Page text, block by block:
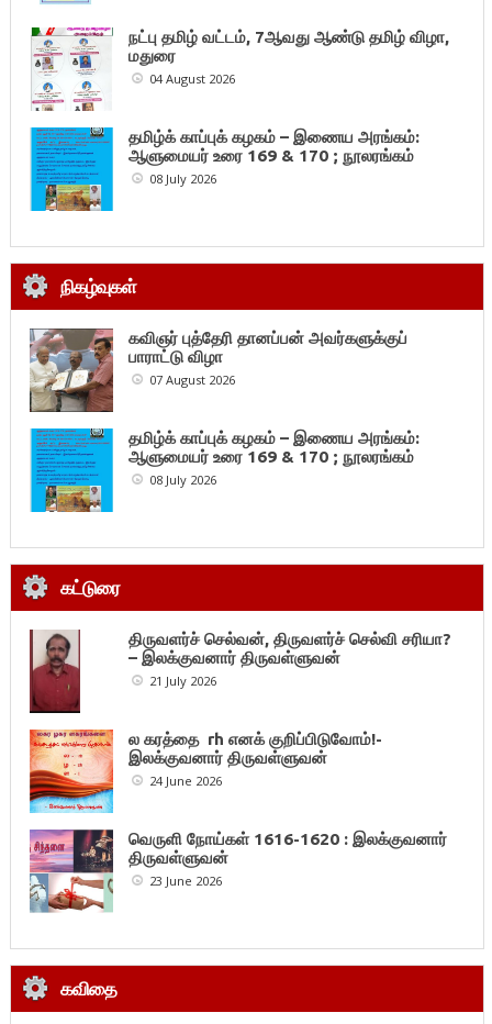
நட்பு தமிழ் வட்டம், 7ஆவது ஆண்டு தமிழ் விழா,
மதுரை
04 August 2026
தமிழ்க் காப்புக் கழகம் – இணைய அரங்கம்:
ஆளுமையர் உரை 169 & 170 ; நூலரங்கம்
08 July 2026
நிகழ்வுகள்
கவிஞர் புத்தேரி தானப்பன் அவர்களுக்குப்
பாராட்டு விழா
07 August 2026
தமிழ்க் காப்புக் கழகம் – இணைய அரங்கம்:
ஆளுமையர் உரை 169 & 170 ; நூலரங்கம்
08 July 2026
கட்டுரை
திருவளர்ச் செல்வன், திருவளர்ச் செல்வி சரியா?
– இலக்குவனார் திருவள்ளுவன்
21 July 2026
ல கரத்தை rh எனக் குறிப்பிடுவோம்!-
இலக்குவனார் திருவள்ளுவன்
24 June 2026
வெருளி நோய்கள் 1616-1620 : இலக்குவனார்
திருவள்ளுவன்
23 June 2026
கவிதை